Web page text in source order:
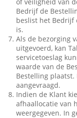
Bedrijf de
beslist het Bedrijf
is.
Als de bezorging
uitgevoerd, kan
servicetoeslag
waarde van de
Bestelling plaatst.
aangevraagd.
Indien de Klant
afhaallocatie van
weergegeven. In